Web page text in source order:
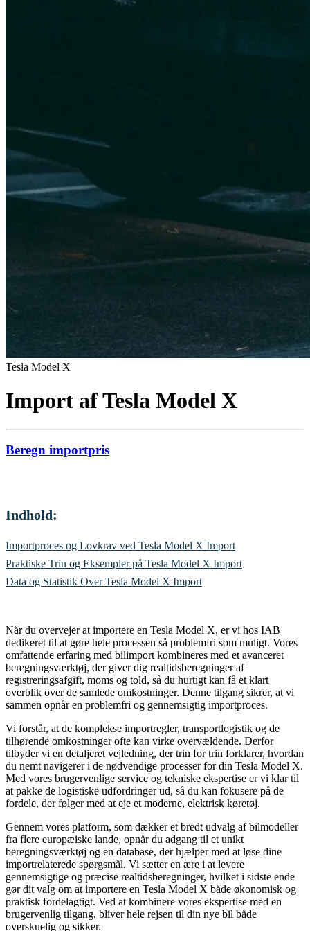
Tesla Model X
Import af Tesla Model X
Beregn importpris
Indhold:
Importproces og Lovkrav ved Tesla Model X Import
Praktiske Trin og Eksempler på Tesla Model X Import
Data og Statistik Over Tesla Model X Import
Når du overvejer at importere en Tesla Model X, er vi hos IAB
dedikeret til at gøre hele processen så problemfri som muligt. Vores
omfattende erfaring med bilimport kombineres med et avanceret
beregningsværktøj, der giver dig realtidsberegninger af
registreringsafgift, moms og told, så du hurtigt kan få et klart
overblik over de samlede omkostninger. Denne tilgang sikrer, at vi
sammen opnår en problemfri og gennemsigtig importproces.
Vi forstår, at de komplekse importregler, transportlogistik og de
tilhørende omkostninger ofte kan virke overvældende. Derfor
tilbyder vi en detaljeret vejledning, der trin for trin forklarer, hvordan
du nemt navigerer i de nødvendige processer for din Tesla Model X.
Med vores brugervenlige service og tekniske ekspertise er vi klar til
at pakke de logistiske udfordringer ud, så du kan fokusere på de
fordele, der følger med at eje et moderne, elektrisk køretøj.
Gennem vores platform, som dækker et bredt udvalg af bilmodeller
fra flere europæiske lande, opnår du adgang til et unikt
beregningsværktøj og en database, der hjælper med at løse dine
importrelaterede spørgsmål. Vi sætter en ære i at levere
gennemsigtige og præcise realtidsberegninger, hvilket i sidste ende
gør dit valg om at importere en Tesla Model X både økonomisk og
praktisk fordelagtigt. Ved at kombinere vores ekspertise med en
brugervenlig tilgang, bliver hele rejsen til din nye bil både
overskuelig og sikker.